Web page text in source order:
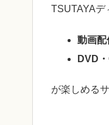
TSUTAYAデ
動画配
DVD
が楽しめる